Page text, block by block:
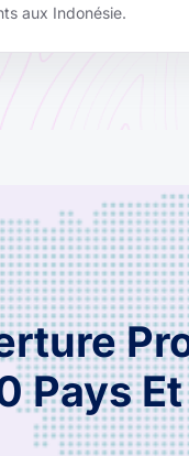
aux Indonésie.
Pays